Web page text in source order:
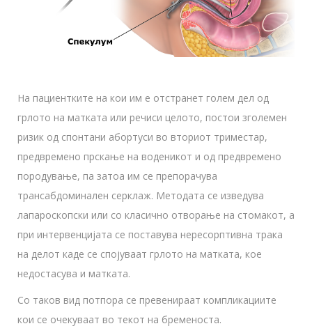
На пациентките на кои им е отстранет голем дел од
грлото на матката или речиси целото, постои зголемен
ризик од спонтани абортуси во вториот триместар,
предвремено прскање на воденикот и од предвремено
породување, па затоа им се препорачува
трансабдоминален серклаж. Методата се изведува
лапароскопски или со класично отворање на стомакот, а
при интервенцијата се поставува нересорптивна трака
на делот каде се спојуваат грлото на матката, кое
недостасува и матката.
Со таков вид потпора се превенираат компликациите
кои се очекуваат во текот на бременоста.